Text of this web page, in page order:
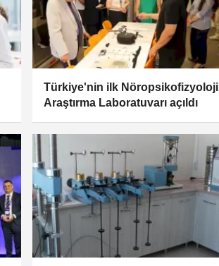
Türkiye'nin ilk Nöropsikofizyoloji
Araştırma Laboratuvarı açıldı